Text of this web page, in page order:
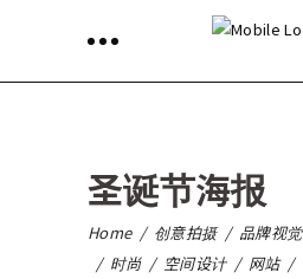
圣诞节海报
Home/ 创意拍摄/ 品牌视觉
/ 时尚/ 空间设计/ 网站/